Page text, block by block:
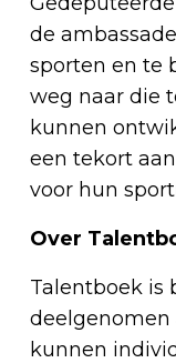
de
sporten en te
weg naar die
kunnen
een tekort
voor hun
Over
Talentboek is
deelgenomen
kunnen